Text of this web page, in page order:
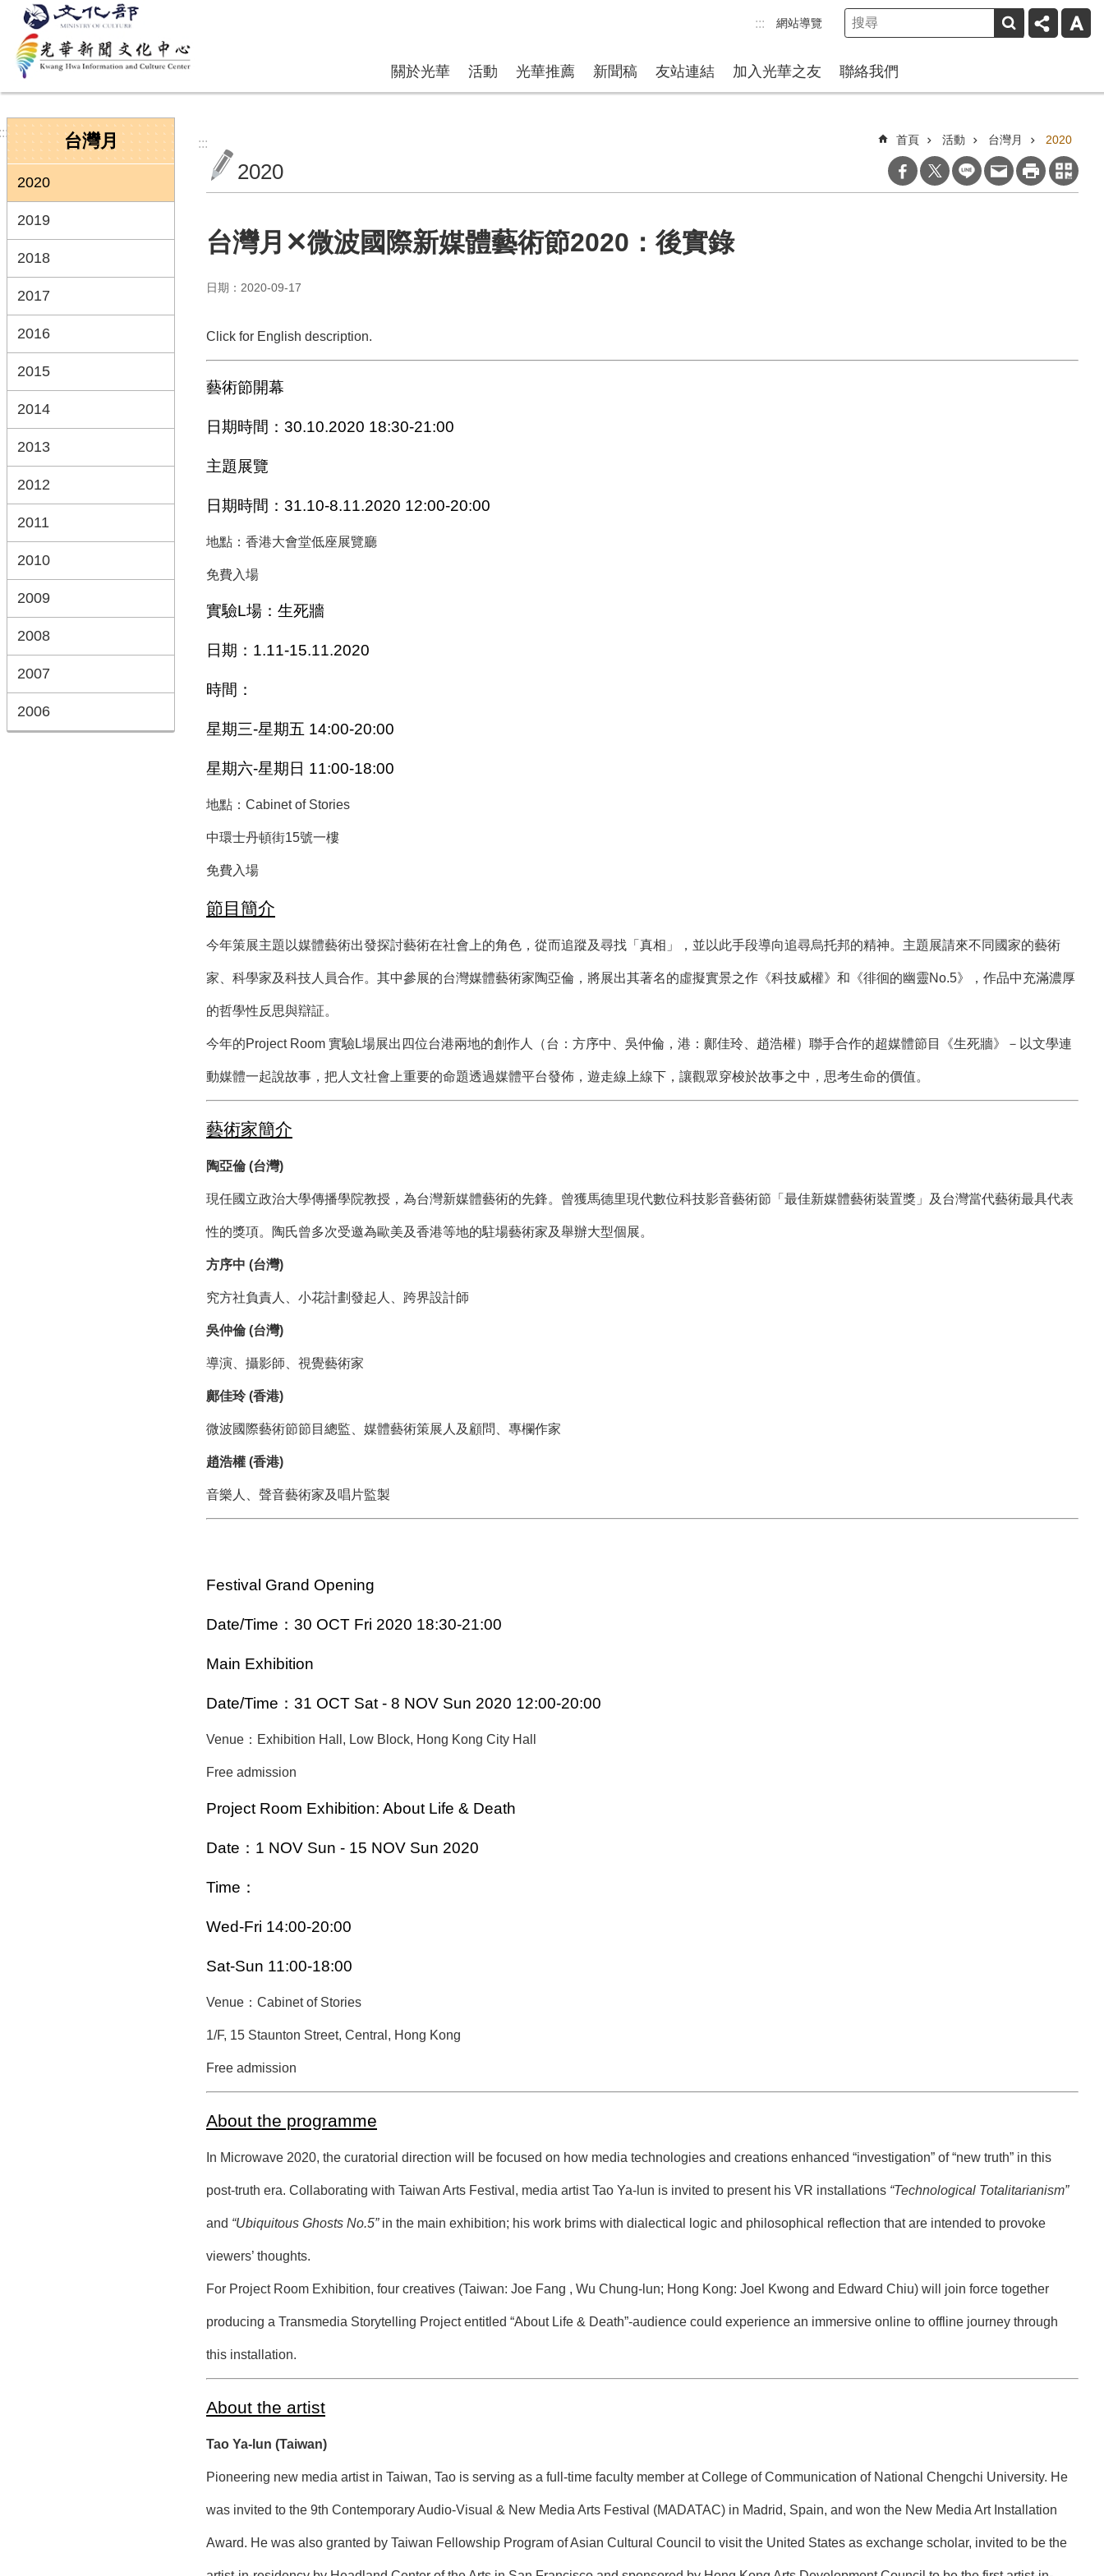
跳到主要內容區塊
::: 網站導覽
關於光華 活動 光華推薦 新聞稿 友站連結 加入光華之友 聯絡我們
台灣月
2020
2019
2018
2017
2016
2015
2014
2013
2012
2011
2010
2009
2008
2007
2006
::: 首頁 活動 台灣月 2020
2020
台灣月✕微波國際新媒體藝術節2020：後實錄
日期：2020-09-17
Click for English description.
藝術節開幕
日期時間：30.10.2020 18:30-21:00
主題展覽
日期時間：31.10-8.11.2020 12:00-20:00
地點： 香港大會堂低座展覽廳
免費入場
實驗L場：生死牆
日期：1.11-15.11.2020
時間：
星期三-星期五 14:00-20:00
星期六-星期日 11:00-18:00
地點： Cabinet of Stories
中環士丹頓街15號一樓
免費入場
節目簡介
今年策展主題以媒體藝術出發探討藝術在社會上的角色，從而追蹤及尋找「真相」，並以此手段導向追尋烏托邦的精神。主題展請來不同國家的藝術
家、科學家及科技人員合作。其中參展的台灣媒體藝術家陶亞倫，將展出其著名的虛擬實景之作《科技威權》和《徘徊的幽靈No.5》，作品中充滿濃厚
的哲學性反思與辯証。
今年的Project Room 實驗L場展出四位台港兩地的創作人（台：方序中、吳仲倫，港：鄺佳玲、趙浩權）聯手合作的超媒體節目《生死牆》－以文學連
動媒體一起說故事，把人文社會上重要的命題透過媒體平台發佈，遊走線上線下，讓觀眾穿梭於故事之中，思考生命的價值。
藝術家簡介
陶亞倫 (台灣)
現任國立政治大學傳播學院教授，為台灣新媒體藝術的先鋒。曾獲馬德里現代數位科技影音藝術節「最佳新媒體藝術裝置獎」及台灣當代藝術最具代表
性的獎項。陶氏曾多次受邀為歐美及香港等地的駐場藝術家及舉辦大型個展。
方序中 (台灣)
究方社負責人、小花計劃發起人、跨界設計師
吳仲倫 (台灣)
導演、攝影師、視覺藝術家
鄺佳玲 (香港)
微波國際藝術節節目總監、媒體藝術策展人及顧問、專欄作家
趙浩權 (香港)
音樂人、聲音藝術家及唱片監製
Festival Grand Opening
Date/Time：30 OCT Fri 2020 18:30-21:00
Main Exhibition
Date/Time：31 OCT Sat - 8 NOV Sun 2020 12:00-20:00
Venue： Exhibition Hall, Low Block, Hong Kong City Hall
Free admission
Project Room Exhibition: About Life & Death
Date：1 NOV Sun - 15 NOV Sun 2020
Time：
Wed-Fri 14:00-20:00
Sat-Sun 11:00-18:00
Venue： Cabinet of Stories
1/F, 15 Staunton Street, Central, Hong Kong
Free admission
About the programme
In Microwave 2020, the curatorial direction will be focused on how media technologies and creations enhanced “investigation” of “new truth” in this
post-truth era. Collaborating with Taiwan Arts Festival, media artist Tao Ya-lun is invited to present his VR installations “Technological Totalitarianism”
and “Ubiquitous Ghosts No.5”in the main exhibition; his work brims with dialectical logic and philosophical reflection that are intended to provoke
viewers’ thoughts.
For Project Room Exhibition, four creatives (Taiwan: Joe Fang , Wu Chung-lun; Hong Kong: Joel Kwong and Edward Chiu) will join force together
producing a Transmedia Storytelling Project entitled “About Life & Death”-audience could experience an immersive online to offline journey through
this installation.
About the artist
Tao Ya-lun (Taiwan)
Pioneering new media artist in Taiwan, Tao is serving as a full-time faculty member at College of Communication of National Chengchi University. He
was invited to the 9th Contemporary Audio-Visual & New Media Arts Festival (MADATAC) in Madrid, Spain, and won the New Media Art Installation
Award. He was also granted by Taiwan Fellowship Program of Asian Cultural Council to visit the United States as exchange scholar, invited to be the